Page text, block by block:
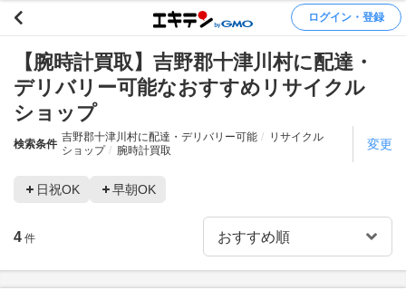
ログイン・登録
【腕時計買取】吉野郡十津川村に配達・
デリバリー可能なおすすめリサイクル
ショップ
検索条件
吉野郡十津川村に配達・デリバリー可能
リサイクル
ショップ
腕時計買取 変更
日祝OK 早朝OK
4 件